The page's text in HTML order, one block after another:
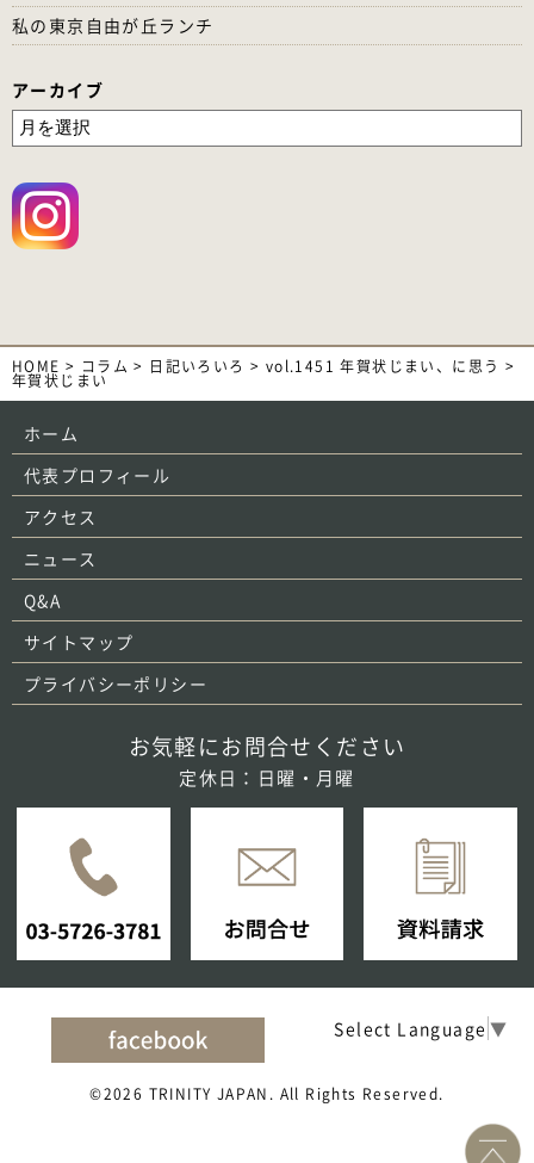
私の東京自由が丘ランチ
アーカイブ
HOME > コラム > 日記いろいろ > vol.1451 年賀状じまい、に思う >
年賀状じまい
ホーム
代表プロフィール
アクセス
ニュース
Q&A
サイトマップ
プライバシーポリシー
お気軽にお問合せください
定休日：日曜・月曜
Select Language ▼
©2026 TRINITY JAPAN. All Rights Reserved.